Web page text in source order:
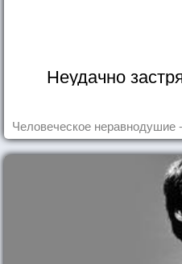
Неудачно
Человеческое неравнодушие